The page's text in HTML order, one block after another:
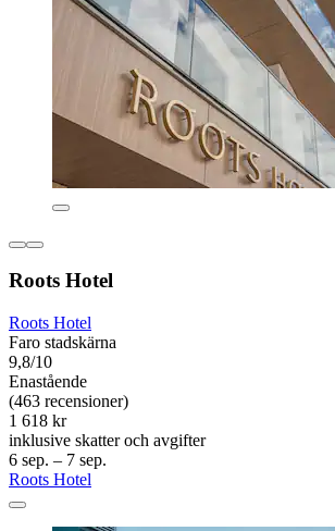
Roots Hotel
Roots Hotel
Faro stadskärna
9,8/10
Enastående
(463 recensioner)
1 618 kr
inklusive skatter och avgifter
6 sep. – 7 sep.
Roots Hotel